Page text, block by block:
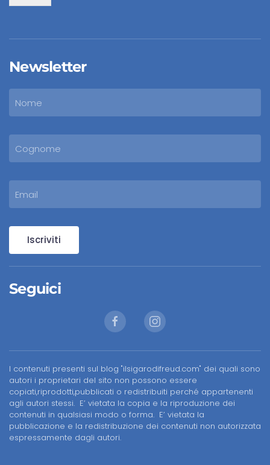
Newsletter
Iscriviti
Seguici
I contenuti presenti sul blog "ilsigarodifreud.com" dei quali sono
autori i proprietari del sito non possono essere
copiati,riprodotti,pubblicati o redistribuiti perché appartenenti
agli autori stessi. E’ vietata la copia e la riproduzione dei
contenuti in qualsiasi modo o forma. E’ vietata la
pubblicazione e la redistribuzione dei contenuti non autorizzata
espressamente dagli autori.